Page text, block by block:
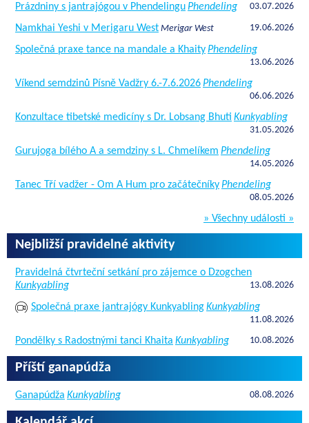
Prázdniny s jantrajógou v PhendelinguPhendeling 03.07.2026
Namkhai Yeshi v Merigaru West Merigar West 19.06.2026
Společná praxe tance na mandale a KhaityPhendeling
13.06.2026
Víkend semdzinů Písně Vadžry 6.-7.6.2026Phendeling
06.06.2026
Konzultace tibetské medicíny s Dr. Lobsang Bhuti Kunkyabling
31.05.2026
Gurujoga bílého A a semdziny s L. Chmelíkem Phendeling
14.05.2026
Tanec Tří vadžer - Om A Hum pro začátečníkyPhendeling
08.05.2026
» Všechny události »
Nejbližší pravidelné aktivity
Pravidelná čtvrteční setkání pro zájemce o Dzogchen
Kunkyabling
13.08.2026
Společná praxe jantrajógy KunkyablingKunkyabling
11.08.2026
Pondělky s Radostnými tanci Khaita Kunkyabling 10.08.2026
Příští ganapúdža
Ganapúdža Kunkyabling 08.08.2026